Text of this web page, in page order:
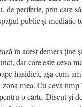
de periferie, prin care
public și mediatic
în acest demers ţine
dar care este ceva
hasidică, așa cum
mea. Cu ceva
o carte. Discut și